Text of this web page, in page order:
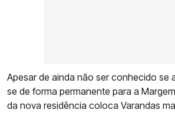
Apesar de ainda não ser conhecido se
se de forma permanente para a
da nova residência coloca Varandas